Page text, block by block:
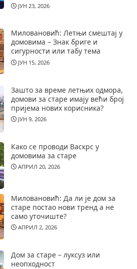
ЈУН 23, 2026
Миловановић: Летњи смештај у
домовима – Знак бриге и
сигурности или табу тема
ЈУН 15, 2026
Зашто за време летњих одмора,
домови за старе имају већи број
пријема нових корисника?
ЈУН 9, 2026
Како се проводи Васкрс у
домовима за старе
АПРИЛ 20, 2026
Миловановић: Да ли је дом за
старе постао нови тренд а не
само уточиште?
АПРИЛ 2, 2026
Дом за старе – луксуз или
неопходност